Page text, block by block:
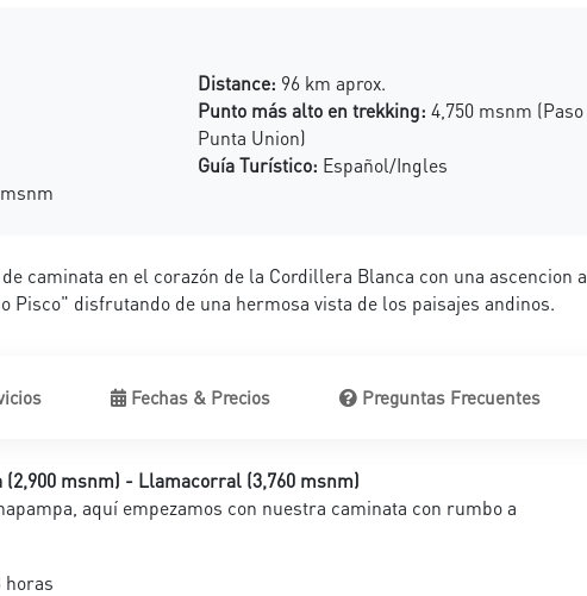
Distance: 96 km aprox.
Punto más alto en trekking: 4,750 msnm (Paso
Punta Union)
Guía Turístico: Español/Ingles
caminata en el corazón de la Cordillera Blanca con una ascencion a
Pisco" disfrutando de una hermosa vista de los paisajes andinos.
Fechas & Precios Preguntas Frecuentes
(2,900 msnm) - Llamacorral (3,760 msnm)
aquí empezamos con nuestra caminata con rumbo a
horas